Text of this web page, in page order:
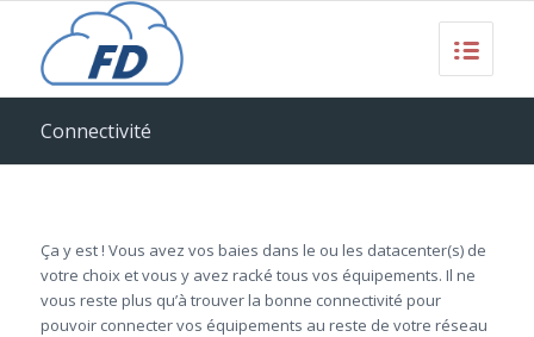
Connectivité
Ça y est ! Vous avez vos baies dans le ou les datacenter(s) de
votre choix et vous y avez racké tous vos équipements. Il ne
vous reste plus qu’à trouver la bonne connectivité pour
pouvoir connecter vos équipements au reste de votre réseau